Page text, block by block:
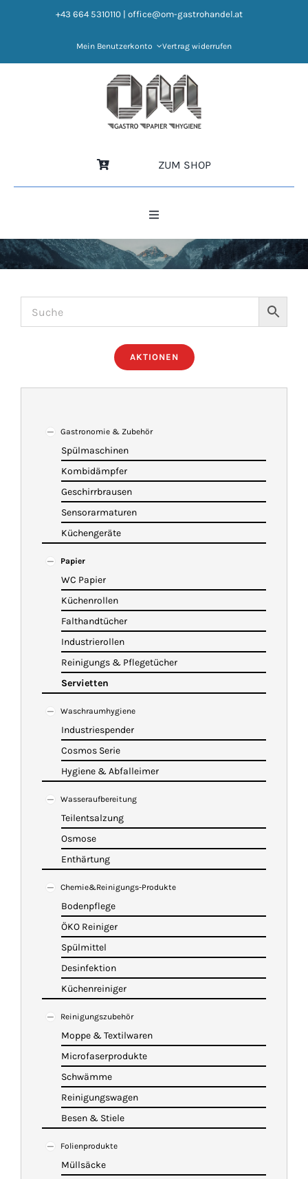
+43 664 5310110 office@om-gastrohandel.at
Mein Benutzerkonto Vertrag widerrufen
ZUM SHOP
Toggle
HOME
NEWS
IMBISSANHÄNGER
KATALOG
WARENKORB
AKTIONEN
Gastronomie & Zubehör
Spülmaschinen
Kombidämpfer
Geschirrbrausen
Sensorarmaturen
Küchengeräte
Papier
WC Papier
Küchenrollen
Falthandtücher
Industrierollen
Reinigungs & Pflegetücher
Servietten
Waschraumhygiene
Industriespender
Cosmos Serie
Hygiene & Abfalleimer
Wasseraufbereitung
Teilentsalzung
Osmose
Enthärtung
Chemie&Reinigungs-Produkte
Bodenpflege
ÖKO Reiniger
Spülmittel
Desinfektion
Küchenreiniger
Reinigungszubehör
Moppe & Textilwaren
Microfaserprodukte
Schwämme
Reinigungswagen
Besen & Stiele
Folienprodukte
Müllsäcke